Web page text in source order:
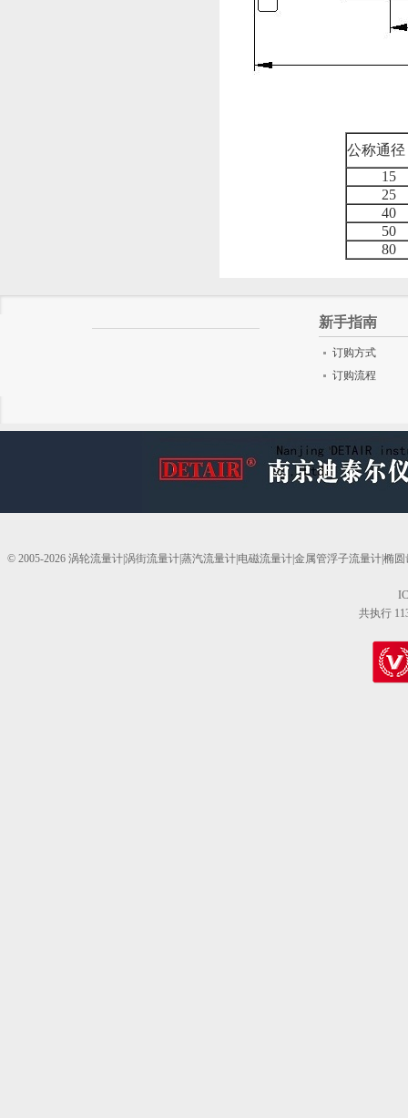
公称通
15
25
40
50
80
新手指南
订购方式
订购流程
© 2005-2026 涡轮流量计|涡街流量计|蒸汽流量计|电磁流量计|金属管浮子流量计|椭
共执行